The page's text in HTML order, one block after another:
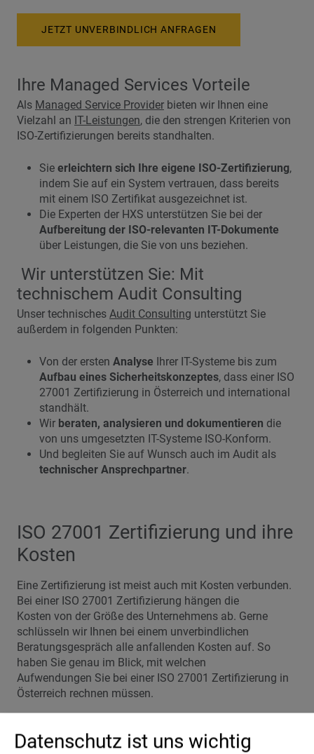
JETZT UNVERBINDLICH ANFRAGEN
Ihre Managed Services Vorteile
Als Managed Service Provider bieten wir Ihnen eine
Vielzahl an IT-Leistungen, die den strengen Kriterien von
ISO-Zertifizierungen bereits standhalten.
Sie erleichtern sich Ihre eigene ISO-Zertifizierung,
indem Sie auf ein System vertrauen, dass bereits
mit einem ISO Zertifikat ausgezeichnet ist.
Die Experten der HXS unterstützen Sie bei der
Aufbereitung der ISO-relevanten IT-Dokumente
über Leistungen, die Sie von uns beziehen.
Wir unterstützen Sie: Mit
technischem Audit Consulting
Unser technisches Audit Consulting unterstützt Sie
außerdem in folgenden Punkten:
Von der ersten Analyse Ihrer IT-Systeme bis zum
Aufbau eines Sicherheitskonzeptes, dass einer ISO
27001 Zertifizierung in Österreich und international
standhält.
Wir beraten, analysieren und dokumentieren die
von uns umgesetzten IT-Systeme ISO-Konform.
Und begleiten Sie auf Wunsch auch im Audit als
technischer Ansprechpartner.
ISO 27001 Zertifizierung und ihre
Kosten
Eine Zertifizierung ist meist auch mit Kosten verbunden.
Bei einer ISO 27001 Zertifizierung hängen die
Kosten von der Größe des Unternehmens ab. Gerne
schlüsseln wir Ihnen bei einem unverbindlichen
Beratungsgespräch alle anfallenden Kosten auf. So
haben Sie genau im Blick, mit welchen
Aufwendungen Sie bei einer ISO 27001 Zertifizierung in
Österreich rechnen müssen.
Datenschutz ist uns wichtig